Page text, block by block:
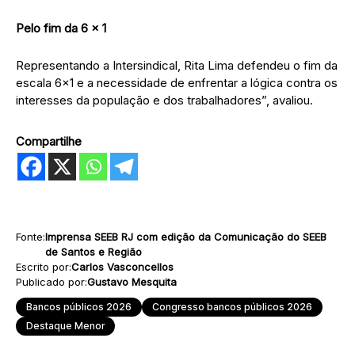
Pelo fim da 6 x 1
Representando a Intersindical, Rita Lima defendeu o fim da
escala 6×1 e a necessidade de enfrentar a lógica contra os
interesses da população e dos trabalhadores”, avaliou.
Compartilhe
Fonte:Imprensa SEEB RJ com edição da Comunicação do SEEB
de Santos e Região
Escrito por:Carlos Vasconcellos
Publicado por:Gustavo Mesquita
Bancos públicos 2026
Congresso bancos públicos 2026
Destaque Menor